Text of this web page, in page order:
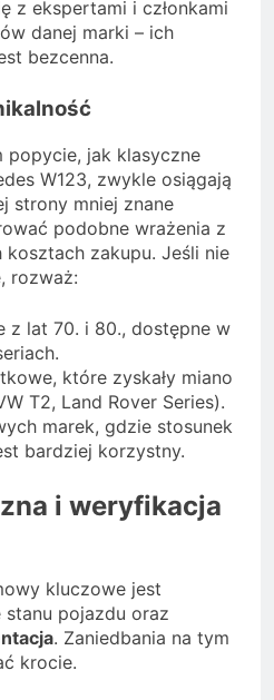
z ekspertami i członkami
danej marki – ich
bezcenna.
popycie, jak klasyczne
W123, zwykle osiągają
strony mniej znane
podobne wrażenia z
zakupu. Jeśli nie
rozważ:
z lat 70. i 80., dostępne w
które zyskały miano
T2, Land Rover Series).
marek, gdzie stosunek
bardziej korzystny.
i weryfikacja
kluczowe jest
stanu pojazdu oraz
. Zaniedbania na tym
krocie.